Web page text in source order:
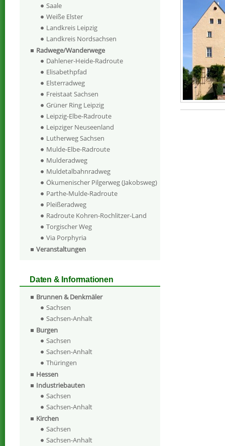
Saale
Weiße Elster
Landkreis Leipzig
Landkreis Nordsachsen
Radwege/Wanderwege
Dahlener-Heide-Radroute
Elisabethpfad
Elsterradweg
Freistaat Sachsen
Grüner Ring Leipzig
Leipzig-Elbe-Radroute
Leipziger Neuseenland
Lutherweg Sachsen
Mulde-Elbe-Radroute
Mulderadweg
Muldetalbahnradweg
Ökumenischer Pilgerweg (Jakobsweg)
Parthe-Mulde-Radroute
Pleißeradweg
Radroute Kohren-Rochlitzer-Land
Torgischer Weg
Via Porphyria
Veranstaltungen
Daten & Informationen
Brunnen & Denkmäler
Sachsen
Sachsen-Anhalt
Burgen
Sachsen
Sachsen-Anhalt
Thüringen
Hessen
Industriebauten
Sachsen
Sachsen-Anhalt
Kirchen
Sachsen
Sachsen-Anhalt